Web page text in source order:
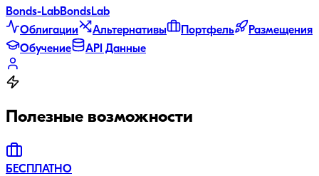
Bonds-LabBondsLab
Облигации
Альтернативы Портфель
Размещения
Обучение
API Данные
Полезные возможности
БЕСПЛАТНО